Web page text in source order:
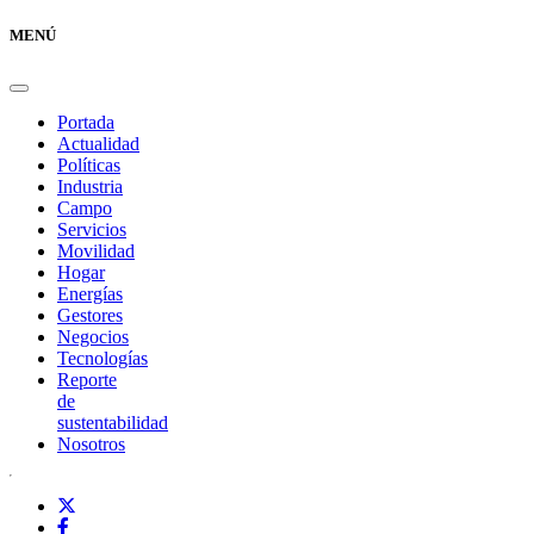
MENÚ
Portada
Actualidad
Políticas
Industria
Campo
Servicios
Movilidad
Hogar
Energías
Gestores
Negocios
Tecnologías
Reporte
de
sustentabilidad
Nosotros